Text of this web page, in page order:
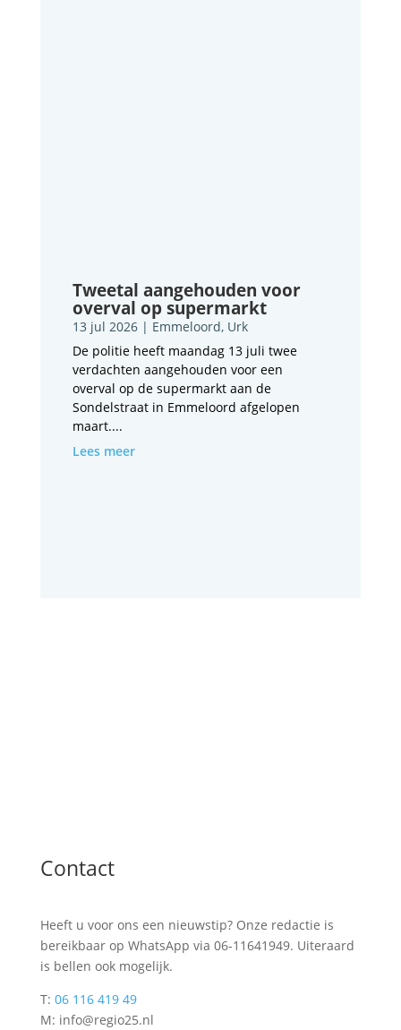
Tweetal aangehouden voor
overval op supermarkt
13 jul 2026| Emmeloord, Urk
De politie heeft maandag 13 juli twee
verdachten aangehouden voor een
overval op de supermarkt aan de
Sondelstraat in Emmeloord afgelopen
maart....
Lees meer
Contact
Heeft u voor ons een nieuwstip? Onze redactie is
bereikbaar op WhatsApp via 06-11641949. Uiteraard
is bellen ook mogelijk.
T: 06 116 419 49
M: info@regio25.nl